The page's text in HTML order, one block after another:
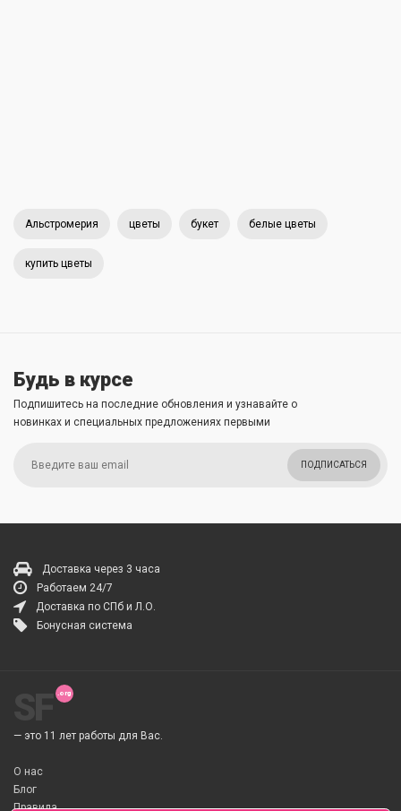
Альстромерия цветы букет белые цветы
купить цветы
Будь в курсе
Подпишитесь на последние обновления и узнавайте о
новинках и специальных предложениях первыми
ПОДПИСАТЬСЯ
Доставка через 3 часа
Работаем 24/7
Доставка по СПб и Л.О.
Бонусная система
— это 11 лет работы для Вас.
О нас
Блог
Правила